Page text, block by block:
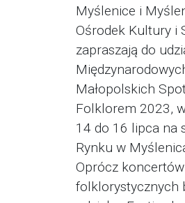
Myślenice i
Ośrodek Kultury i
zapraszają do
Małopolskich
Folklorem 2023,
14 do 16 lipca na
Rynku w
Oprócz
folklorystycznych